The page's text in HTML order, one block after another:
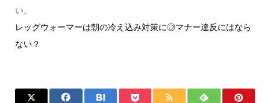
い。
レッグウォーマーは朝の冷え込み対策に◎マナー違反にはなら
ない？